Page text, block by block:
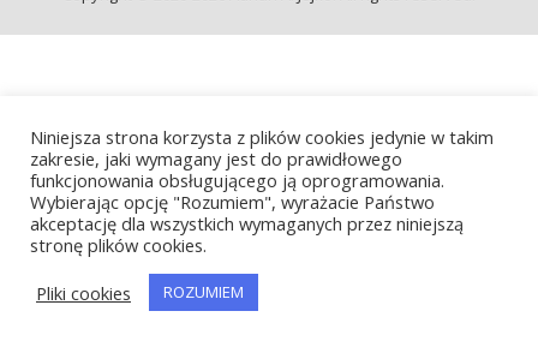
Niniejsza strona korzysta z plików cookies jedynie w takim
zakresie, jaki wymagany jest do prawidłowego
funkcjonowania obsługującego ją oprogramowania.
Wybierając opcję "Rozumiem", wyrażacie Państwo
akceptację dla wszystkich wymaganych przez niniejszą
stronę plików cookies.
Pliki cookies
ROZUMIEM